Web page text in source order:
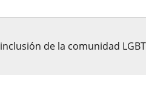
de la comunidad